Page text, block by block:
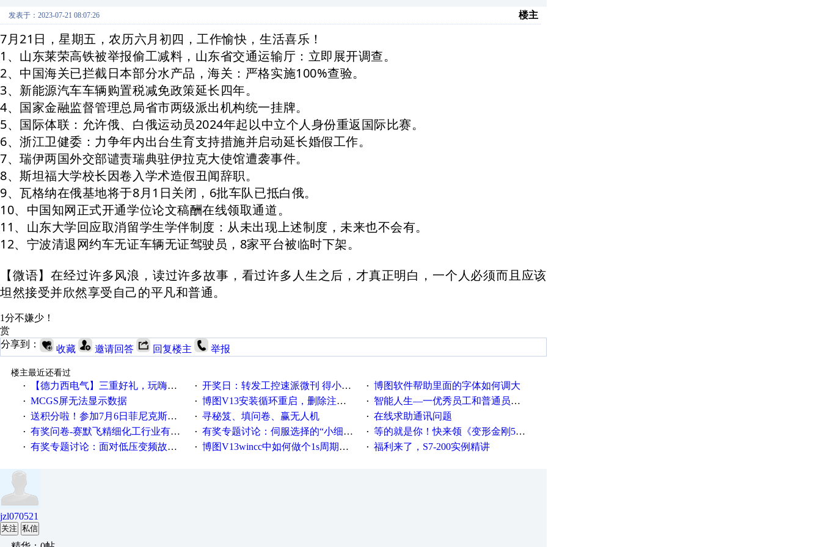
发表于：2023-07-21 08:07:26 楼主
7月21日，星期五，农历六月初四，工作愉快，生活喜乐 ！
1、山东莱荣高铁被举报偷工减料，山东省交通运输厅：立即展开调查。
2、中国海关已拦截日本部分水产品，海关：严格实施100%查验。
3、新能源汽车车辆购置税减免政策延长四年。
4、国家金融监督管理总局省市两级派出机构统一挂牌。
5、国际体联：允许俄、白俄运动员2024年起以中立个人身份重返国际比赛。
6、浙江卫健委：力争年内出台生育支持措施并启动延长婚假工作。
7、瑞伊两国外交部谴责瑞典驻伊拉克大使馆遭袭事件。
8、斯坦福大学校长因卷入学术造假丑闻辞职。
9、瓦格纳在俄基地将于8月1日关闭，6批车队已抵白俄。
10、中国知网正式开通学位论文稿酬在线领取通道。
11、山东大学回应取消留学生学伴制度：从未出现上述制度，未来也不会有。
12、宁波清退网约车无证车辆无证驾驶员，8家平台被临时下架。
【微语】在经过许多风浪，读过许多故事，看过许多人生之后，才真正明白，一个人必须而且应该
坦然接受并欣然享受自己的平凡和普通。
1分不嫌少！
赏
分享到：
收藏 邀请回答 回复楼主 举报
楼主最近还看过
·
【德力西电气】三重好礼，玩嗨夏日！ · 开奖日：转发工控速派微刊 得小米手环 中奖通知 · 博图软件帮助里面的字体如何调大
· MCGS屏无法显示数据 · 博图V13安装循环重启，删除注册表信息没有用 · 智能人生—一优秀员工和普通员工差别，精辟到位！
· 送积分啦！参加7月6日菲尼克斯在线研讨会即得 · 寻秘笈、填问卷、赢无人机 · 在线求助通讯问题
· 有奖问卷-赛默飞精细化工行业有奖调查来袭！ · 有奖专题讨论：伺服选择的“小细节大学问”奖励公告 · 等的就是你！快来领《变形金刚5》观影券
· 有奖专题讨论：面对低压变频故障，老手是这样解决的！ · 博图V13wincc中如何做个1s周期循环的脚本 · 福利来了，S7-200实例精讲
jzl070521
关注 私信